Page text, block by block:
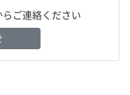
ご連絡ください